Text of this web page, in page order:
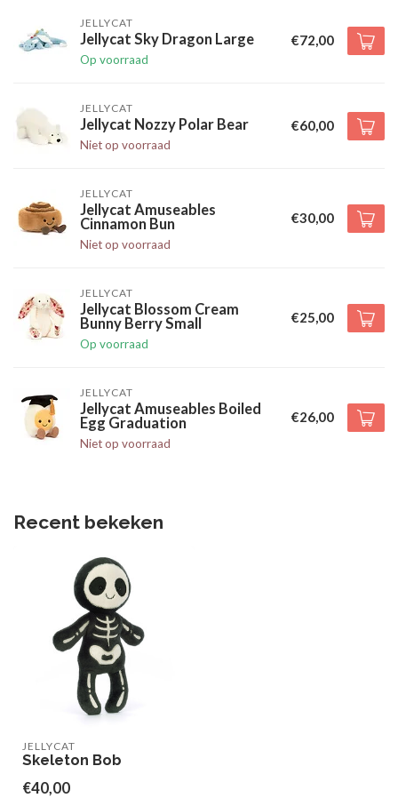
JELLYCAT
Jellycat Sky Dragon Large
Op voorraad
€72,00
JELLYCAT
Jellycat Nozzy Polar Bear
Niet op voorraad
€60,00
JELLYCAT
Jellycat Amuseables
Cinnamon Bun
Niet op voorraad
€30,00
JELLYCAT
Jellycat Blossom Cream
Bunny Berry Small
Op voorraad
€25,00
JELLYCAT
Jellycat Amuseables Boiled
Egg Graduation
Niet op voorraad
€26,00
Recent bekeken
JELLYCAT
Skeleton Bob
€40,00